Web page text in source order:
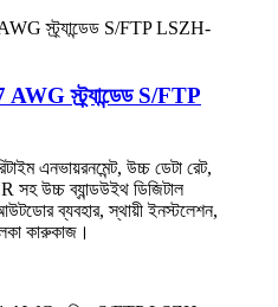
স্ট্র্যান্ডেড S/FTP
এনভায়রনমেন্ট, উচ্চ ডেটা রেট,
সহ উচ্চ ব্যান্ডউইথ ডিজিটাল
ব্যবহার, স্থায়ী ইনস্টলেশন,
কারুকাজ।